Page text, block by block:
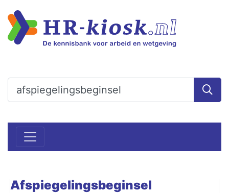
Afspiegelingsbeginsel